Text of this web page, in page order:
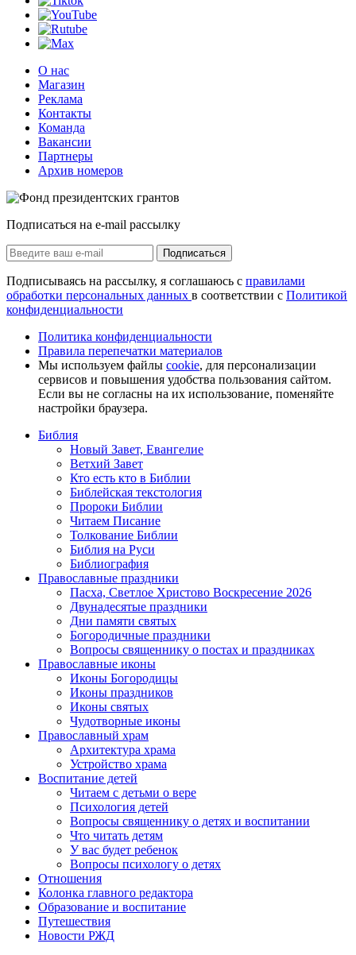
О нас
Магазин
Реклама
Контакты
Команда
Вакансии
Партнеры
Архив номеров
Подписаться на e-mail рассылку
Подписаться
Подписываясь на рассылку, я соглашаюсь с правилами
обработки персональных данных в соответствии с Политикой
конфиденциальности
Политика конфиденциальности
Правила перепечатки материалов
Мы используем файлы cookie, для персонализации
сервисов и повышения удобства пользования сайтом.
Если вы не согласны на их использование, поменяйте
настройки браузера.
Библия
Новый Завет, Евангелие
Ветхий Завет
Кто есть кто в Библии
Библейская текстология
Пророки Библии
Читаем Писание
Толкование Библии
Библия на Руси
Библиография
Православные праздники
Пасха, Светлое Христово Воскресение 2026
Двунадесятые праздники
Дни памяти святых
Богородичные праздники
Вопросы священнику о постах и праздниках
Православные иконы
Иконы Богородицы
Иконы праздников
Иконы святых
Чудотворные иконы
Православный храм
Архитектура храма
Устройство храма
Воспитание детей
Читаем с детьми о вере
Психология детей
Вопросы священнику о детях и воспитании
Что читать детям
У вас будет ребенок
Вопросы психологу о детях
Отношения
Колонка главного редактора
Образование и воспитание
Путешествия
Новости РЖД